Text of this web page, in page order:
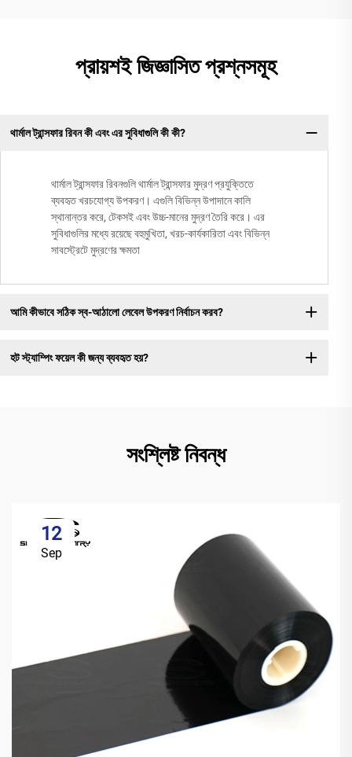
প্রায়শই জিজ্ঞাসিত প্রশ্নসমূহ
থার্মাল ট্রান্সফার রিবন কী এবং এর সুবিধাগুলি কী কী?
থার্মাল ট্রান্সফার রিবনগুলি থার্মাল ট্রান্সফার মুদ্রণ প্রযুক্তিতে
ব্যবহৃত খরচযোগ্য উপকরণ। এগুলি বিভিন্ন উপাদানে কালি
স্থানান্তর করে, টেকসই এবং উচ্চ-মানের মুদ্রণ তৈরি করে। এর
সুবিধাগুলির মধ্যে রয়েছে বহুমুখিতা, খরচ-কার্যকারিতা এবং বিভিন্ন
সাবস্ট্রেটে মুদ্রণের ক্ষমতা
আমি কীভাবে সঠিক স্ব-আঠালো লেবেল উপকরণ নির্বাচন করব?
হট স্ট্যাম্পিং ফয়েল কী জন্য ব্যবহৃত হয়?
সংশ্লিষ্ট নিবন্ধ
12
Sep